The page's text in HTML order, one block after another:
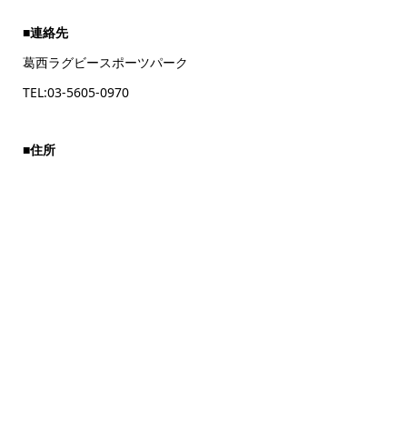
■連絡先
葛西ラグビースポーツパーク
TEL:03-5605-0970
■住所